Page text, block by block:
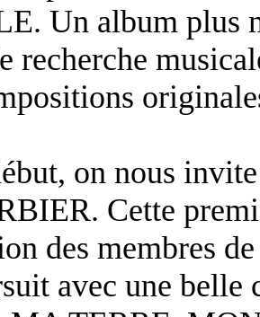
Un album plus
recherche
on nous
Cette
des membres
avec une